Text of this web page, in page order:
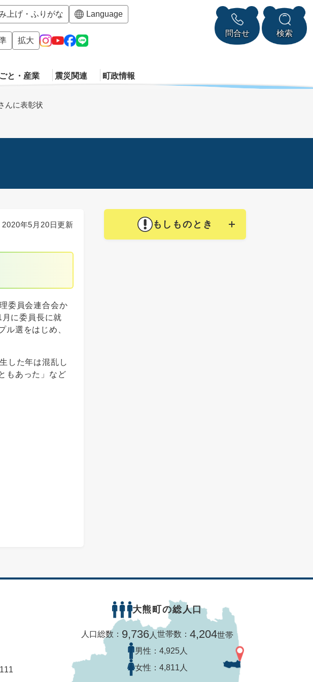
へ
上げ・ふりがな Language
拡大
問合せ 検索
と・産業 震災関連 町政情報
んに表彰状
2020年5月20日更新
委員会連合会か
に委員長に就
ル選をはじめ、
した年は混乱し
もあった」など
もしものとき
大熊町の総人口
人口総数： 9,736 人 世帯数： 4,204世帯
男性： 4,925人
女性： 4,811人